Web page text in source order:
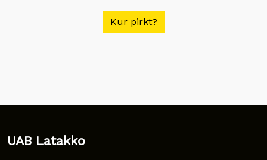
Kur pirkt?
UAB Latakko